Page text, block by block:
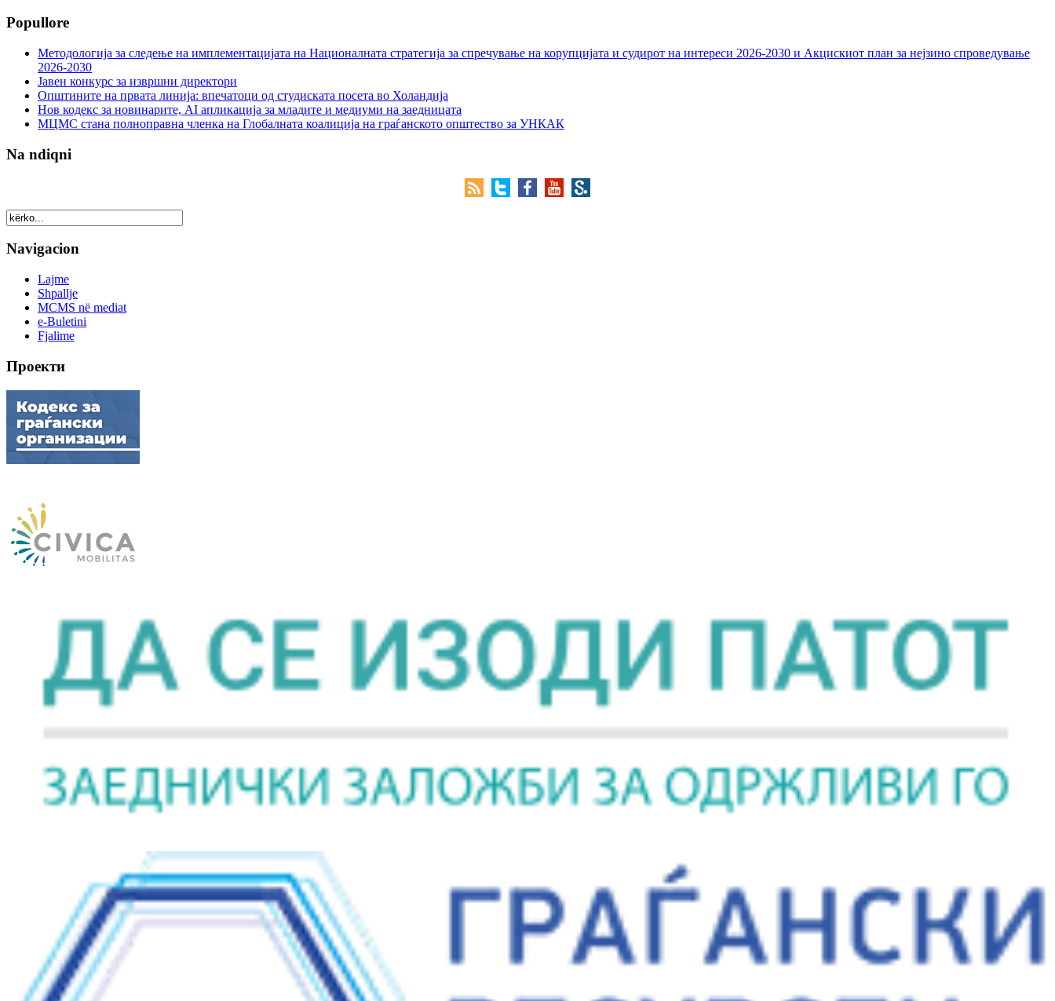
Popullore
Методологија за следење на имплементацијата на Националната стратегија за спречување на корупцијата и судирот на интереси 2026-2030 и Акцискиот план за нејзино спроведување
2026-2030
Јавен конкурс за извршни директори
Општините на првата линија: впечатоци од студиската посета во Холандија
Нов кодекс за новинарите, AI апликација за младите и медиуми на заедницата
МЦМС стана полноправна членка на Глобалната коалиција на граѓанското општество за УНКАК
Na ndiqni
Navigacion
Lajme
Shpallje
MCMS në mediat
e-Buletini
Fjalime
Проекти